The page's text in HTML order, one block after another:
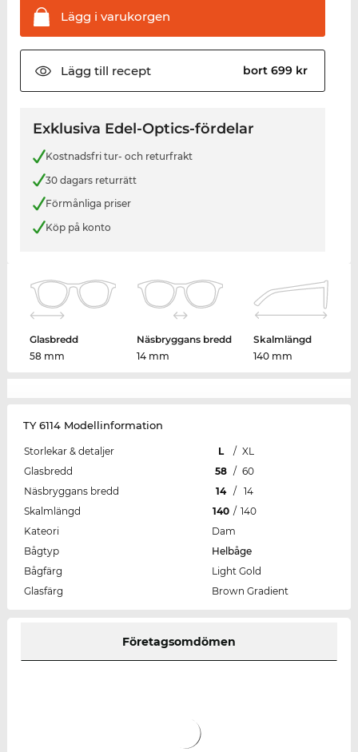
Lägg i varukorgen
Lägg till recept bort 699 kr
Exklusiva Edel-Optics-fördelar
Kostnadsfri tur- och returfrakt
30 dagars returrätt
Förmånliga priser
Köp på konto
Glasbredd
58 mm
Näsbryggans bredd
14 mm
Skalmlängd
140 mm
TY 6114 Modellinformation
Storlekar & detaljer L / XL
Glasbredd
58 / 60
Näsbryggans bredd
14 /
14
Skalmlängd
140 / 140
Kateori
Dam
Bågtyp
Helbåge
Bågfärg
Light Gold
Glasfärg
Brown Gradient
Företagsomdömen